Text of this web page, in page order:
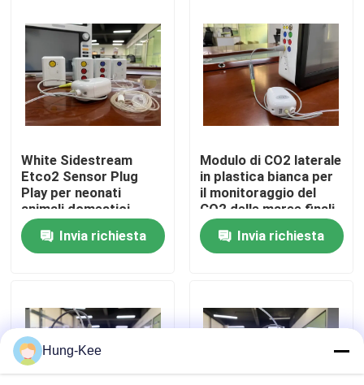
Manifestazione di VR
Circa noi
Giro della fabbrica
Controllo di qualità
Notizie
Casi
White Sidestream
Etco2 Sensor Plug
Play per neonati
animali domestici
Invia richiesta
Modulo di CO2 laterale
in plastica bianca per
il monitoraggio del
CO2 delle maree finali
Invia richiesta
Hung-Kee